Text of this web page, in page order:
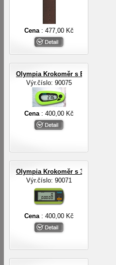
Cena : 477,00 Kč
Olympia Krokoměr s EL
Výr.číslo: 90075
Cena : 400,00 Kč
Olympia Krokoměr s 3-D
Výr.číslo: 90071
Cena : 400,00 Kč